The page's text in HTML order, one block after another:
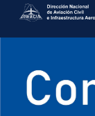
Pasar al contenido